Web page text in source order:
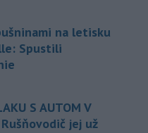
na letisku
Spustili
S AUTOM V
Rušňovodič jej už